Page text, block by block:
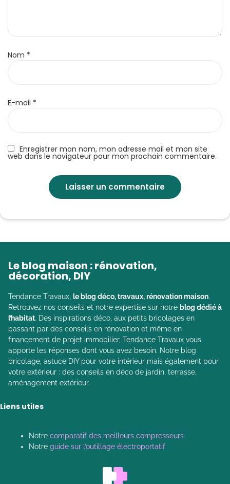
Enregistrer mon nom, mon adresse mail et mon site
web dans le navigateur pour mon prochain commentaire.
Nom *
E-mail *
Le blog maison : rénovation,
décoration, DIY
Tendance Travaux, le blog déco, travaux, rénovation maison.
Retrouvez nos conseils et notre expertise sur notre blog dédié à
l’habitat. Des inspirations déco, aux petits bricolages en
passant par des conseils en rénovation et même en
financement de projet immobilier, Tendance Travaux vous
apporte les réponses dont vous avez besoin. Notre blog
bricolage, astuce DIY pour votre intérieur mais également pour
votre extérieur : des conseils en déco de jardin, terrasse,
aménagement extérieur.
Liens utiles
Notre comparatif des meilleurs compresseurs
Notre guide sur l’outillage électroportatif